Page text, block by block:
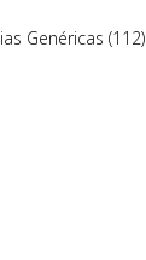
Genéricas (112)